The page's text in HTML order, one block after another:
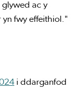
glywed ac y
yn fwy effeithiol."
i ddarganfod